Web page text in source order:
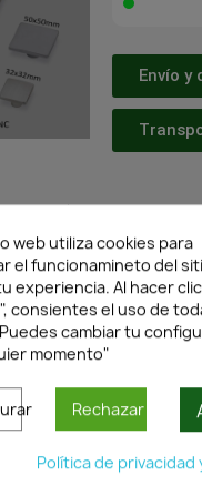
respecto
Envío y
PRODUCTOS SIMILARES
web utiliza cookies para
el funcionamineto del
experiencia. Al hacer
consientes el uso de
cambiar tu
momento"
Rechazar
Política de privacidad